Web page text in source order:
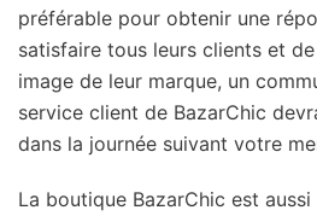
préférable pour obtenir une
satisfaire tous leurs clients et
image de leur marque, un
service client de BazarChic
dans la journée suivant votre
La boutique BazarChic est